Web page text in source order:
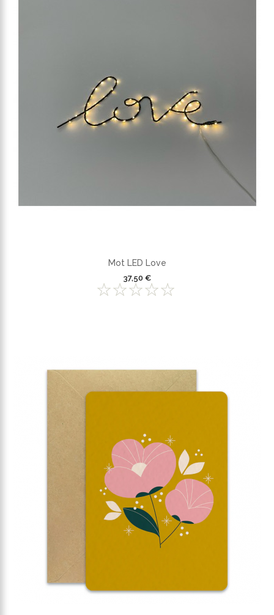
Mot LED Love
37,50 €